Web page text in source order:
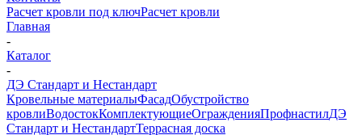
Расчет кровли под ключРасчет кровли
Главная
-
Каталог
-
ДЭ Стандарт и Нестандарт
Кровельные материалыФасадОбустройство
кровлиВодостокКомплектующиеОгражденияПрофнастилДЭ
Стандарт и НестандартТеррасная доска